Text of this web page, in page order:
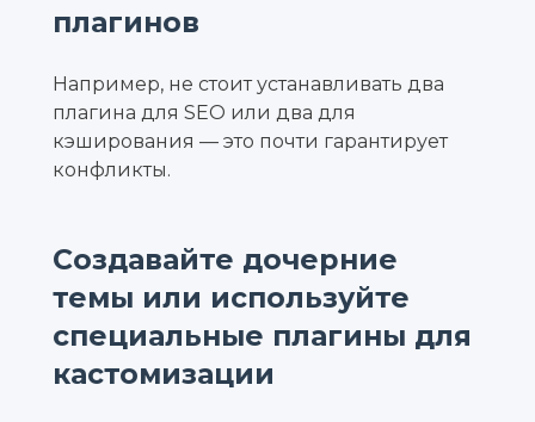
плагинов
Например, не стоит устанавливать два
плагина для SEO или два для
кэширования — это почти гарантирует
конфликты.
Создавайте дочерние
темы или используйте
специальные плагины для
кастомизации